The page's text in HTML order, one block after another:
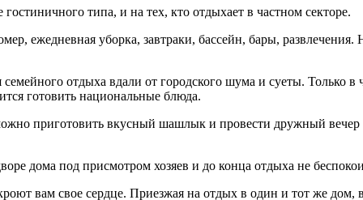
типа, и на тех, кто отдыхает в частном секторе.
ежедневная уборка, завтраки, бассейн, бары,
отдыха вдали от городского шума и суеты. Только
готовить национальные блюда.
приготовить вкусный шашлык и провести дружный вечер
дома под присмотром хозяев и до конца отдыха не
вам свое сердце. Приезжая на отдых в один и тот же дом,